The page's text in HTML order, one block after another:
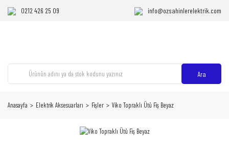
0212 426 25 09 info@ozsahinlerelektrik.com
Ara
Anasayfa Elektrik Aksesuarları Fişler Viko Topraklı Ütü Fiş Beyaz